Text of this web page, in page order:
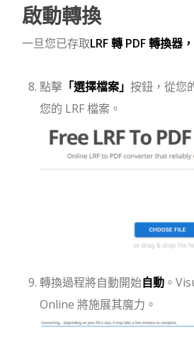
啟動轉換
一旦您已存取LRF 轉 PDF 轉換器，
點擊 「選擇檔案」按鈕，從您
您的 LRF 檔案。
轉換過程將自動開始自動 。
Online 將施展其魔力。